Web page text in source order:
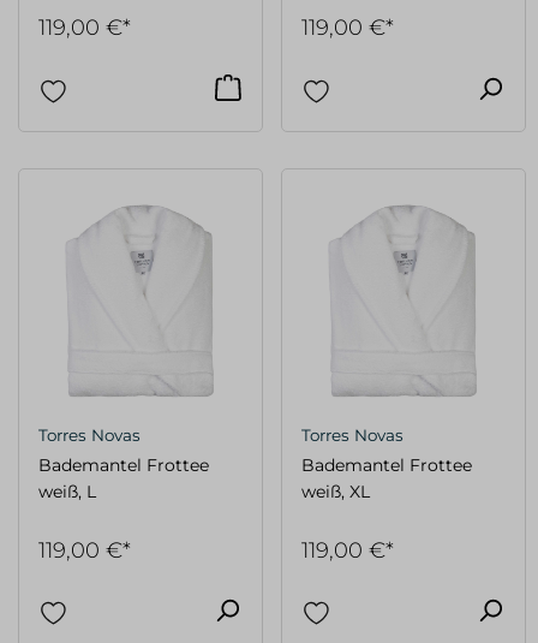
119,00 €* 119,00 €*
Torres Novas
Bademantel Frottee
weiß, L
119,00 €*
Torres Novas
Bademantel Frottee
weiß, XL
119,00 €*